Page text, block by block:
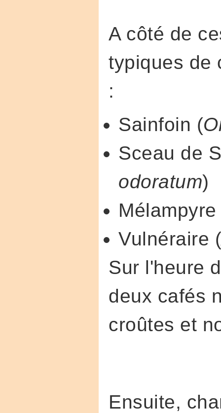
A côté de
typiques de
:
Sainfoin (
Sceau de
odoratum)
Vulnéraire (
Sur l'heure
deux cafés
croûtes et
Ensuite,